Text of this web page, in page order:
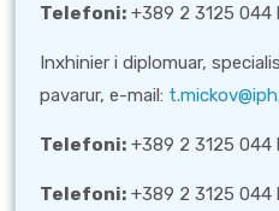
Telefoni: +389 2 3125 044
Inxhinier i diplomuar,
pavarur, e-mail:
Telefoni: +389 2 3125 044
Telefoni: +389 2 3125 044